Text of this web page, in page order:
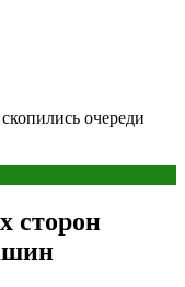
очереди
сторон